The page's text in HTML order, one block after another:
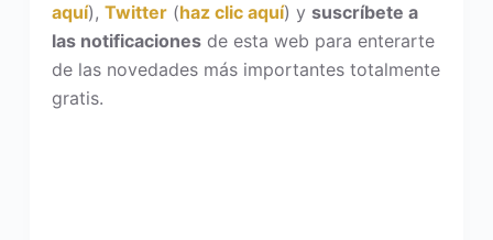
aquí), Twitter(haz clic aquí) y suscríbete a
las notificacionesde esta web para enterarte
de las novedades más importantes totalmente
gratis.